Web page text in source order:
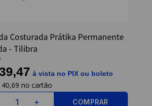
Costurada Prátika Permanente
- Tilibra
à vista no PIX ou boleto
40,69
＋ COMPRAR